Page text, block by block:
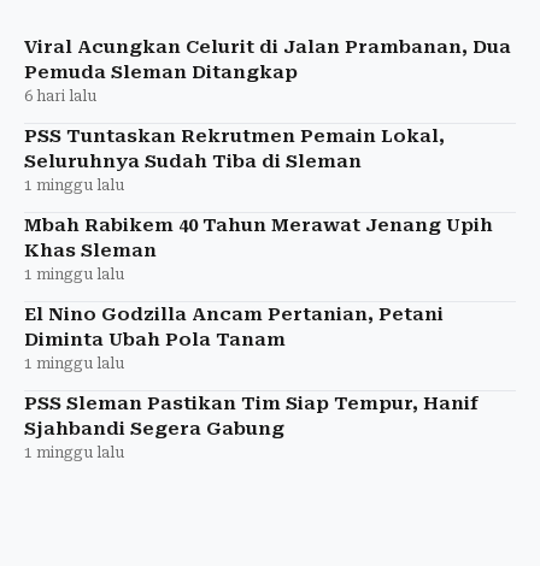
Viral Acungkan Celurit di Jalan Prambanan, Dua
Pemuda Sleman Ditangkap
6 hari lalu
PSS Tuntaskan Rekrutmen Pemain Lokal,
Seluruhnya Sudah Tiba di Sleman
1 minggu lalu
Mbah Rabikem 40 Tahun Merawat Jenang Upih
Khas Sleman
1 minggu lalu
El Nino Godzilla Ancam Pertanian, Petani
Diminta Ubah Pola Tanam
1 minggu lalu
PSS Sleman Pastikan Tim Siap Tempur, Hanif
Sjahbandi Segera Gabung
1 minggu lalu